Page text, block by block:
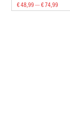
€ 48,99 — € 74,99